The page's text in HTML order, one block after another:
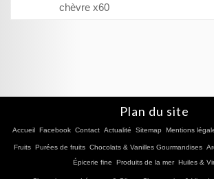
chèvre x60
Plan du site
Accueil Facebook Contact Actualité Sitemap Mentions
Fruits Purées de fruits Chocolats & Vanilles Gourmandises
Épicerie fine
Produits de la mer Huiles &